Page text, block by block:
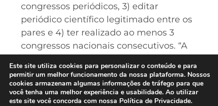
congressos periódicos, 3) editar
periódico científico legitimado entre os
pares e 4) ter realizado ao menos 3
congressos nacionais consecutivos. “A
aumentar a visibilidade do jornalismo
como área de conhecimento entre os
formuladores das políticas de ciência e
Este site utiliza cookies para personalizar o conteúdo e para
permitir um melhor funcionamento da nossa plataforma. Nossos
cookies armazenam algumas informações de tráfego para que
você tenha uma melhor experiência e usabilidade. Ao utilizar
este site você concorda com nossa Política de Privacidade.